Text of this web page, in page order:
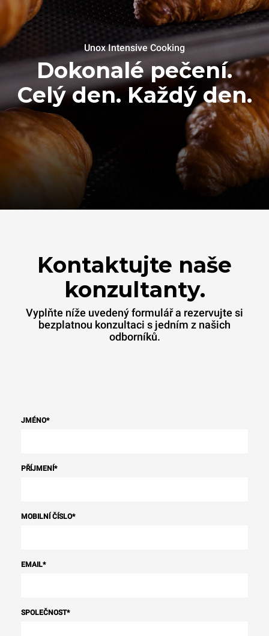
Unox Intensive Cooking
Dokonalé pečení.
Celý den. Každý den.
Kontaktujte naše
konzultanty.
Vyplňte níže uvedený formulář a rezervujte si
bezplatnou konzultaci s jedním z našich
odborníků.
JMÉNO*
PŘÍJMENÍ*
MOBILNÍ ČÍSLO*
EMAIL*
SPOLEČNOST*